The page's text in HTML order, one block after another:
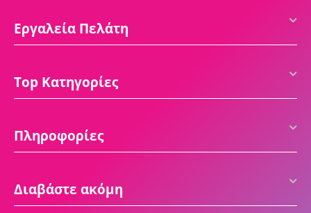
Εργαλεία Πελάτη
Top Κατηγορίες
Πληροφορίες
Διαβάστε ακόμη